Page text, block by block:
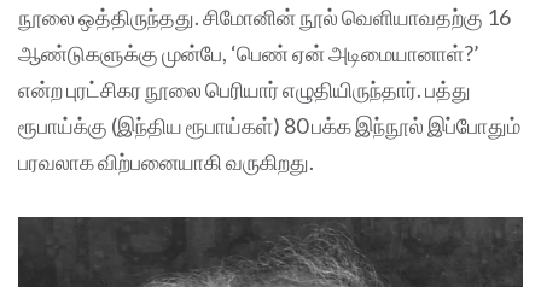
நூலை ஒத்திருந்தது. சிமோனின் நூல் வெளியாவதற்கு 16
ஆண்டுகளுக்கு முன்பே, ‘பெண் ஏன் அடிமையானாள்?’
என்ற புரட்சிகர நூலை பெரியார் எழுதியிருந்தார். பத்து
ரூபாய்க்கு (இந்திய ரூபாய்கள்) 80 பக்க இந்நூல் இப்போதும்
பரவலாக விற்பனையாகி வருகிறது.